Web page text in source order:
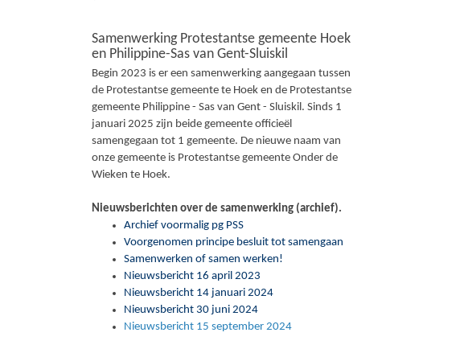
Samenwerking Protestantse gemeente Hoek
en Philippine-Sas van Gent-Sluiskil
Begin 2023 is er een samenwerking aangegaan tussen
de Protestantse gemeente te Hoek en de Protestantse
gemeente Philippine - Sas van Gent - Sluiskil. Sinds 1
januari 2025 zijn beide gemeente officieël
samengegaan tot 1 gemeente. De nieuwe naam van
onze gemeente is Protestantse gemeente Onder de
Wieken te Hoek.
Nieuwsberichten over de samenwerking (archief).
Archief voormalig pg PSS
Voorgenomen principe besluit tot samengaan
Samenwerken of samen werken!
Nieuwsbericht 16 april 2023
Nieuwsbericht 14 januari 2024
Nieuwsbericht 30 juni 2024
Nieuwsbericht 15 september 2024